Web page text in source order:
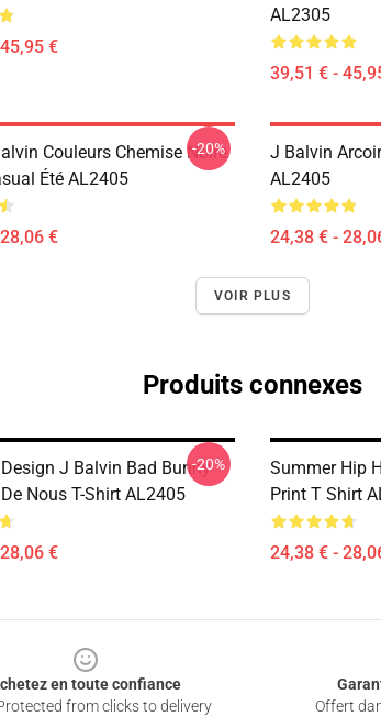
€
AL2305
39,51 € -
Couleurs Chemise Noire
Été AL2405
€
-20%
J Balvin
AL2405
24,38 € -
VOIR PLUS
Produits connexes
J Balvin Bad Bunny
Nous T-Shirt AL2405
€
-20%
Summer Hip
Print T Shirt
24,38 € -
en toute confiance
from clicks to delivery
Offert